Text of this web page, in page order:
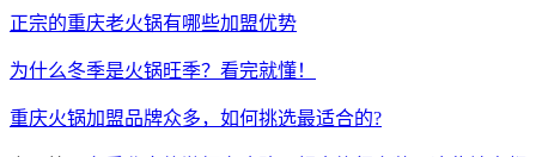
正宗的重庆老火锅有哪些加盟优势
为什么冬季是火锅旺季？看完就懂！
重庆火锅加盟品牌众多，如何挑选最适合的?